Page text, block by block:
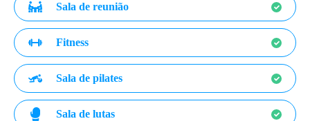
Sala de reunião
Fitness
Sala de pilates
Sala de lutas